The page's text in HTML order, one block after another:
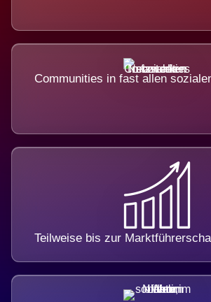
Communities in fast allen
Teilweise bis zur